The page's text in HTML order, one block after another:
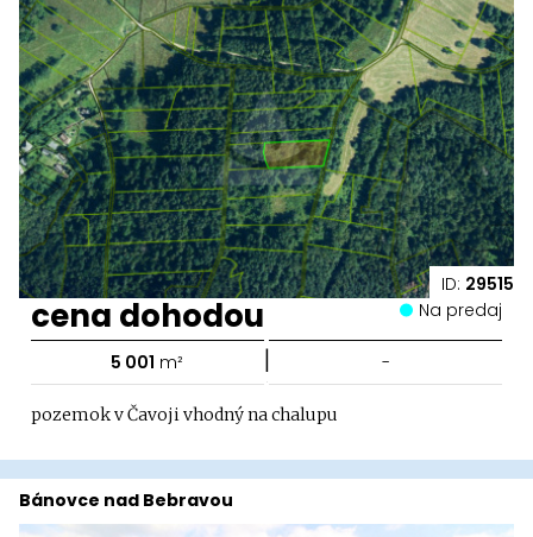
ID: 29515
cena dohodou Na predaj
5 001 m² | -
pozemok v Čavoji vhodný na chalupu
Bánovce nad Bebravou